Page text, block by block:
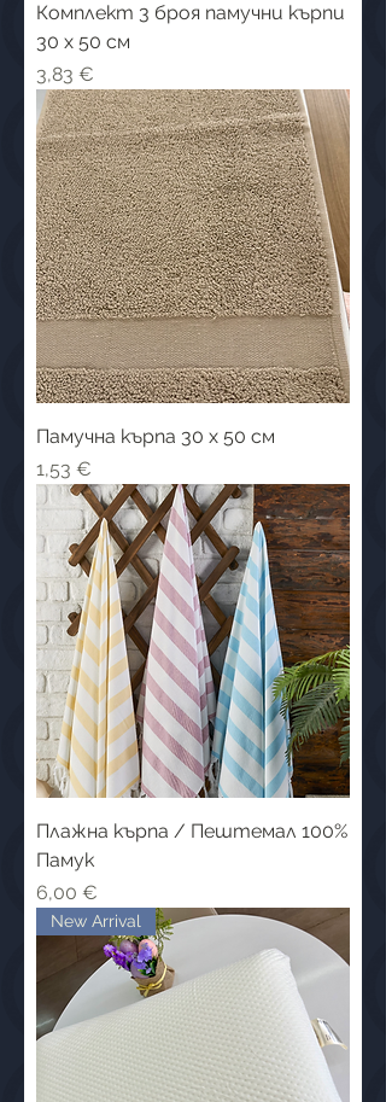
Комплект 3 броя памучни кърпи
30 x 50 см
Цена
3,83 €
Памучна кърпа 30 x 50 см
Цена
1,53 €
Плажна кърпа / Пештемал 100%
Памук
Цена
6,00 €
New Arrival